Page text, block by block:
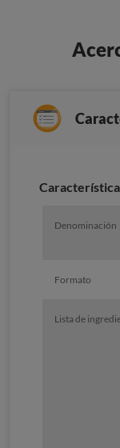
Denominación
Formato
Lista de